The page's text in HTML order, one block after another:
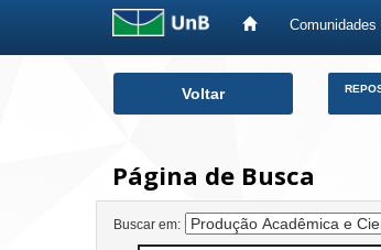
Comunidades
Voltar
Página de Busca
Buscar em: